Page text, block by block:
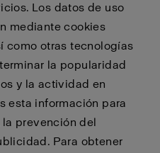
Los datos de uso
mediante cookies
como otras tecnologías
la popularidad
y la actividad en
esta información para
prevención del
Para obtener